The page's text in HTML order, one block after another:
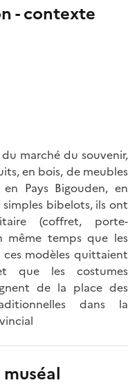
- contexte
marché du souvenir,
en bois, de meubles
Pays Bigouden, en
bibelots, ils ont
(coffret, porte-
même temps que les
ces modèles quittaient
que les costumes
de la place des
dans la